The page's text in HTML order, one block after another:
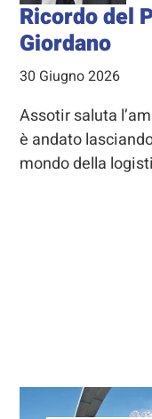
Ricordo del
Giordano
30 Giugno 2026
Assotir saluta
è andato
mondo della